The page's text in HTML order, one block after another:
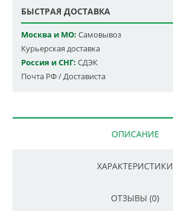
БЫСТРАЯ ДОСТАВКА
Москва и МО: Самовывоз
Курьерская доставка
Россия и СНГ: СДЭК
Почта РФ / Достависта
ОПИСАНИЕ
ХАРАКТЕРИСТИКИ
ОТЗЫВЫ (0)